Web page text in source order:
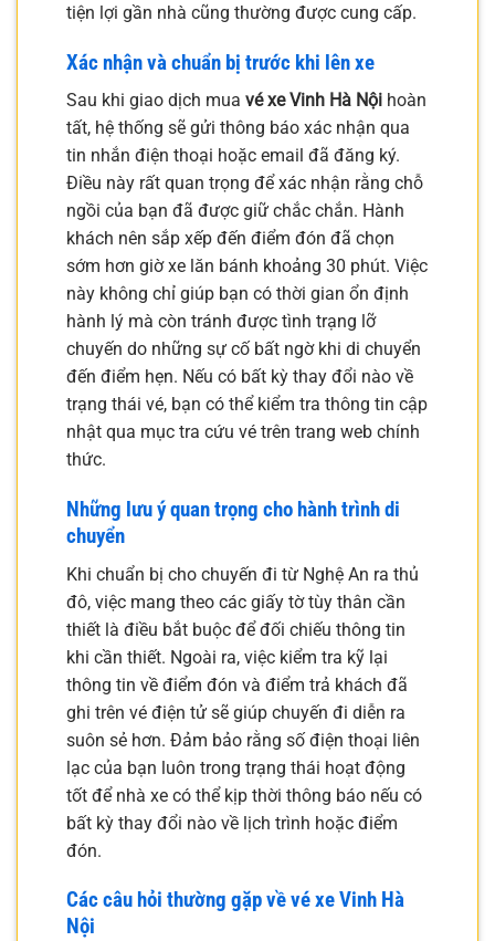
tiện lợi gần nhà cũng thường được cung cấp.
Xác nhận và chuẩn bị trước khi lên xe
Sau khi giao dịch mua vé xe Vinh Hà Nội hoàn
tất, hệ thống sẽ gửi thông báo xác nhận qua
tin nhắn điện thoại hoặc email đã đăng ký.
Điều này rất quan trọng để xác nhận rằng chỗ
ngồi của bạn đã được giữ chắc chắn. Hành
khách nên sắp xếp đến điểm đón đã chọn
sớm hơn giờ xe lăn bánh khoảng 30 phút. Việc
này không chỉ giúp bạn có thời gian ổn định
hành lý mà còn tránh được tình trạng lỡ
chuyến do những sự cố bất ngờ khi di chuyển
đến điểm hẹn. Nếu có bất kỳ thay đổi nào về
trạng thái vé, bạn có thể kiểm tra thông tin cập
nhật qua mục tra cứu vé trên trang web chính
thức.
Những lưu ý quan trọng cho hành trình di
chuyển
Khi chuẩn bị cho chuyến đi từ Nghệ An ra thủ
đô, việc mang theo các giấy tờ tùy thân cần
thiết là điều bắt buộc để đối chiếu thông tin
khi cần thiết. Ngoài ra, việc kiểm tra kỹ lại
thông tin về điểm đón và điểm trả khách đã
ghi trên vé điện tử sẽ giúp chuyến đi diễn ra
suôn sẻ hơn. Đảm bảo rằng số điện thoại liên
lạc của bạn luôn trong trạng thái hoạt động
tốt để nhà xe có thể kịp thời thông báo nếu có
bất kỳ thay đổi nào về lịch trình hoặc điểm
đón.
Các câu hỏi thường gặp về vé xe Vinh Hà
Nội